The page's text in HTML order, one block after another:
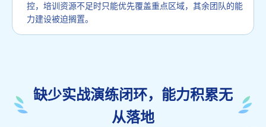
控，培训资源不足时只能优先覆盖重点区域，其余团队的能
力建设被迫搁置。
缺少实战演练闭环，能力积累无
从落地